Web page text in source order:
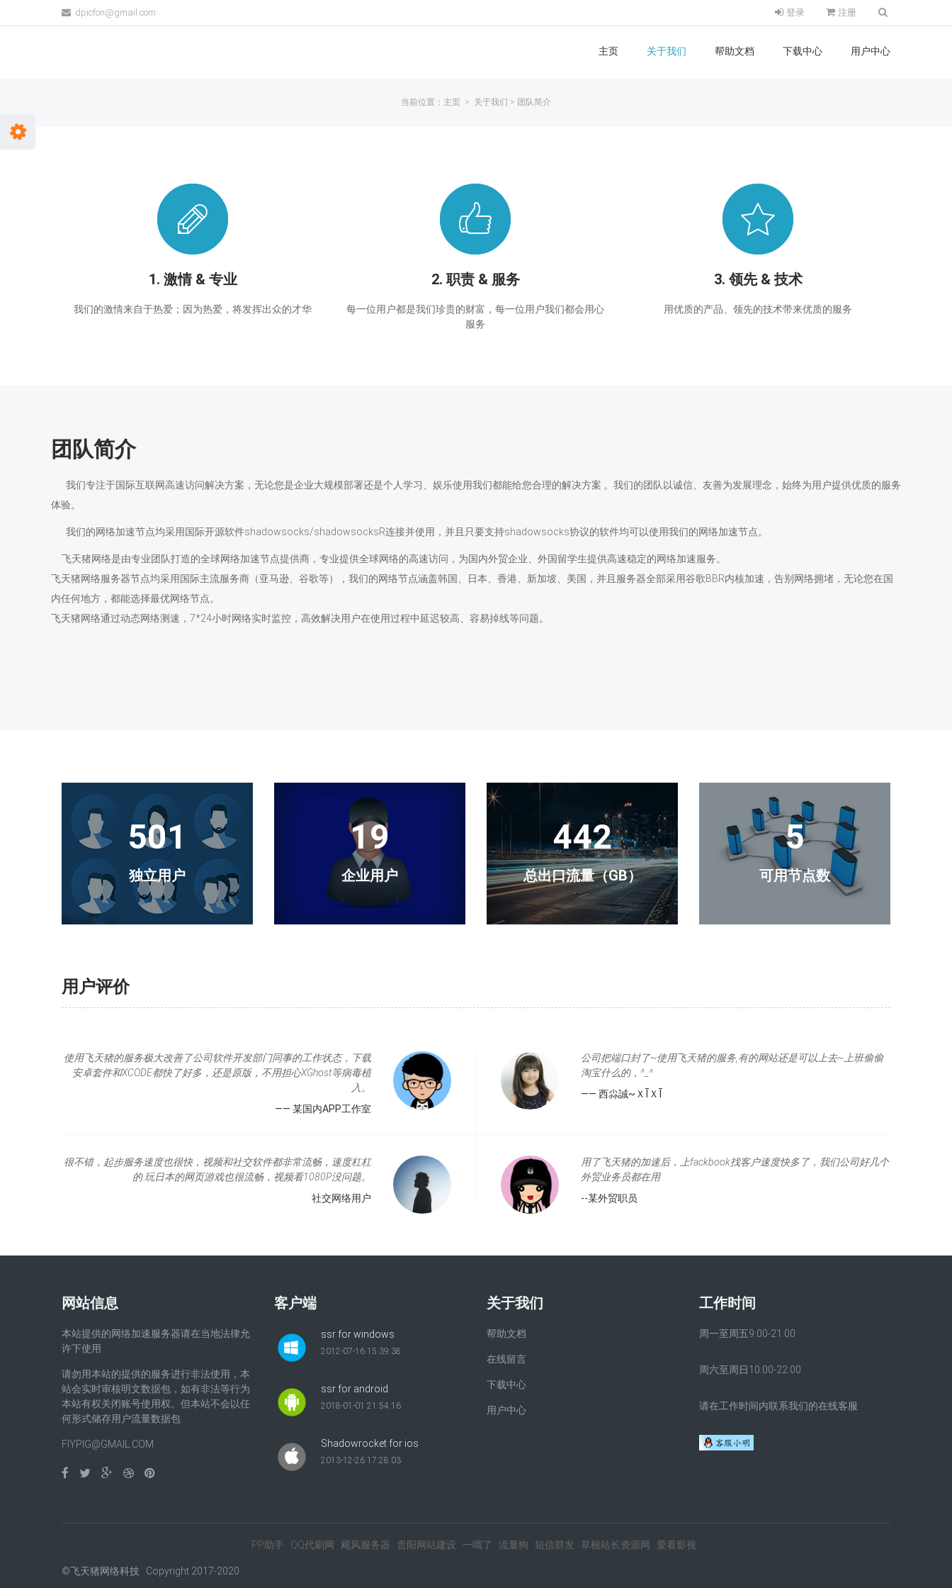
登录 注册
dpicfon@gmail.com
主页 关于我们 帮助文档 下载中心 用户中心
当前位置： 主页 > 关于我们 > 团队简介
1. 激情 & 专业
我们的激情来自于热爱；因为热爱，将发挥出众的才华
2. 职责 & 服务
每一位用户都是我们珍贵的财富，每一位用户我们都会用心
服务
3. 领先 & 技术
用优质的产品、领先的技术带来优质的服务
团队简介
我们专注于国际互联网高速访问解决方案，无论您是企业大规模部署还是个人学习、娱乐使用我们都能给您合理的解决方案 。我们的团队以诚信、友善为发展理念，始终为用户提供优质的服务
体验。
我们的网络加速节点均采用国际开源软件shadowsocks/shadowsocksR连接并使用，并且只要支持shadowsocks协议的软件均可以使用我们的网络加速节点。
飞天猪网络是由专业团队打造的全球网络加速节点提供商，专业提供全球网络的高速访问，为国内外贸企业、外国留学生提供高速稳定的网络加速服务。
飞天猪网络服务器节点均采用国际主流服务商（亚马逊、谷歌等），我们的网络节点涵盖韩国、日本、香港、新加坡、美国，并且服务器全部采用谷歌BBR内核加速，告别网络拥堵，无论您在国
内任何地方，都能选择最优网络节点。
飞天猪网络通过动态网络测速，7*24小时网络实时监控，高效解决用户在使用过程中延迟较高、容易掉线等问题。
521
独立用户
20
企业用户
460
总出口流量（GB）
6
可用节点数
用户评价
使用飞天猪的服务极大改善了公司软件开发部门同事的工作状态，下载
安卓套件和XCODE都快了好多，还是原版，不用担心XGhost等病毒植
入。
—— 某国内APP工作室
公司把端口封了~使用飞天猪的服务,有的网站还是可以上去~上班偷偷
淘宝什么的，^_^
—— 西尛誠~ＸĪＸĪ
很不错，起步服务速度也很快，视频和社交软件都非常流畅，速度杠杠
的.玩日本的网页游戏也很流畅，视频看1080P没问题。
社交网络用户
用了飞天猪的加速后，上fackbook找客户速度快多了，我们公司好几个
外贸业务员都在用
--某外贸职员
网站信息
本站提供的网络加速服务器请在当地法律允
许下使用
请勿用本站的提供的服务进行非法使用，本
站会实时审核明文数据包，如有非法等行为
本站有权关闭账号使用权。但本站不会以任
何形式储存用户流量数据包
FIYPIG@GMAIL.COM
客户端
ssr for windows
2012-07-16 15:39:38
ssr for android
2018-01-01 21:54:16
Shadowrocket for ios
2013-12-26 17:28:03
关于我们
帮助文档
在线留言
下载中心
用户中心
工作时间
周一至周五9:00-21:00
周六至周日10:00-22:00
请在工作时间内联系我们的在线客服
PP助手 QQ代刷网 飓风服务器 贵阳网站建设 一哦了 流量狗 短信群发 草根站长资源网 爱看影视
©飞天猪网络科技 Copyright 2017-2020.